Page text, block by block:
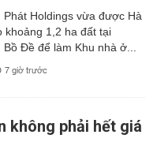
Phát Holdings vừa được Hà
khoảng 1,2 ha đất tại
Đề để làm Khu nhà ở...
7 giờ trước
không phải hết giá